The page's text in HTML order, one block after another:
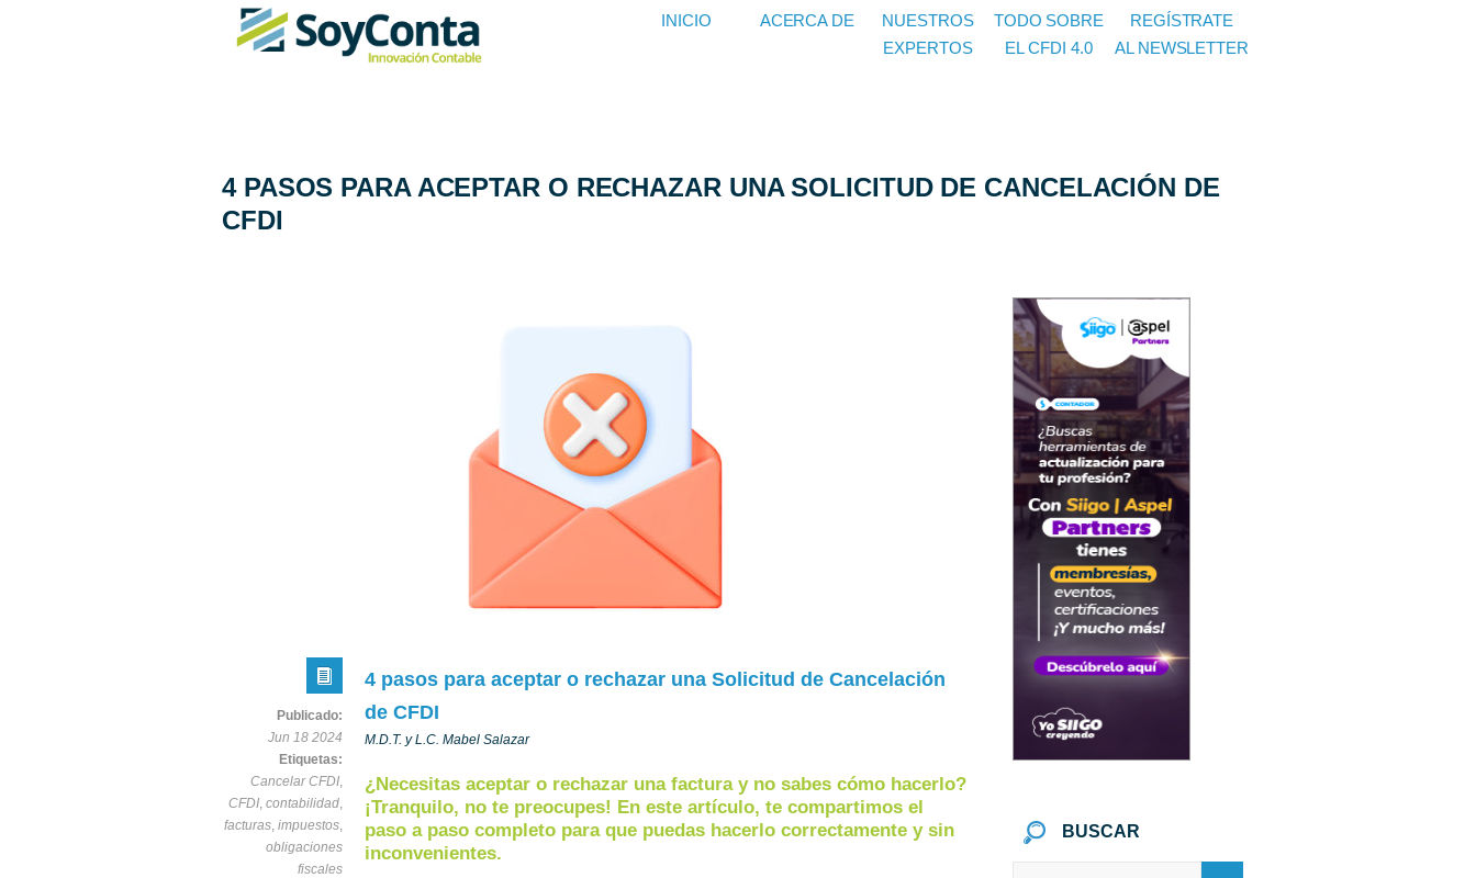
INICIO ACERCA DE
NUESTROS
EXPERTOS
TODO SOBRE
EL CFDI 4.0
REGÍSTRATE
AL NEWSLETTER
4 PASOS PARA ACEPTAR O RECHAZAR UNA SOLICITUD DE CANCELACIÓN DE
CFDI
4 pasos para aceptar o rechazar una Solicitud de Cancelación
de CFDI
M.D.T. y L.C. Mabel Salazar
¿Necesitas aceptar o rechazar una factura y no sabes cómo hacerlo?
¡Tranquilo, no te preocupes! En este artículo, te compartimos el
paso a paso completo para que puedas hacerlo correctamente y sin
inconvenientes.
Publicado:
Jun 18 2024
Etiquetas:
Cancelar CFDI,
CFDI, contabilidad,
facturas, impuestos,
obligaciones
fiscales
BUSCAR